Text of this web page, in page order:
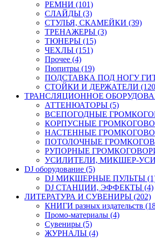
РЕМНИ (101)
СЛАЙДЫ (3)
СТУЛЬЯ, СКАМЕЙКИ (39)
ТРЕНАЖЕРЫ (3)
ТЮНЕРЫ (15)
ЧЕХЛЫ (151)
Прочее (4)
Пюпитры (19)
ПОДСТАВКА ПОД НОГУ
СТОЙКИ И ДЕРЖАТЕЛИ
ТРАНСЛЯЦИОННОЕ
АТТЕНЮАТОРЫ (5)
ВСЕПОГОДНЫЕ
КОРПУСНЫЕ
НАСТЕННЫЕ
ПОТОЛОЧНЫЕ
РУПОРНЫЕ
УСИЛИТЕЛИ, МИКШЕР-
DJ оборудование (5)
DJ МИКШЕРНЫЕ ПУЛЬТЫ
DJ СТАНЦИИ, ЭФФЕКТЫ (4)
ЛИТЕРАТУРА И СУВЕНИРЫ (202)
КНИГИ разных издательств
Промо-материалы (4)
Сувениры (5)
ЖУРНАЛЫ (4)